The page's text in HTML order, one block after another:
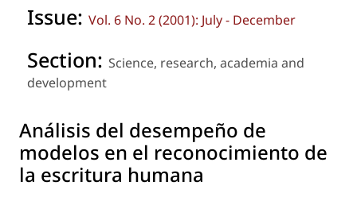
Issue: Vol. 6 No. 2 (2001): July - December
Section: Science, research, academia and
development
Análisis del desempeño de
modelos en el reconocimiento de
la escritura humana